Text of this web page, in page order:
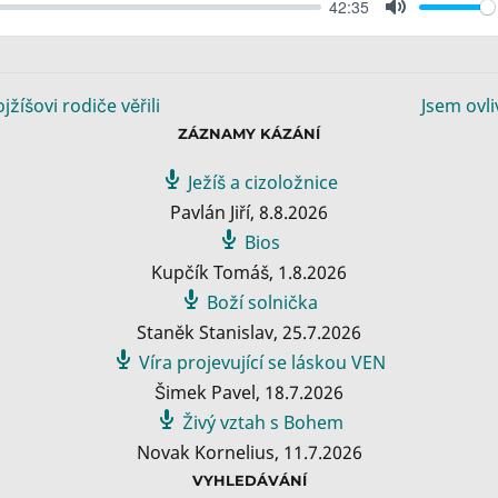
42:35
M
u
rodiče věřili Jsem
ZÁZNAMY KÁZÁNÍ
Ježíš a cizoložnice
Pavlán Jiří, 8.8.2026
Bios
Kupčík Tomáš, 1.8.2026
Boží solnička
Staněk Stanislav, 25.7.2026
Víra projevující se láskou VEN
Šimek Pavel, 18.7.2026
Živý vztah s Bohem
Novak Kornelius, 11.7.2026
VYHLEDÁVÁNÍ